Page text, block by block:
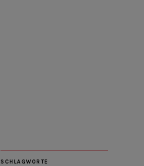
SCHLAGWORTE